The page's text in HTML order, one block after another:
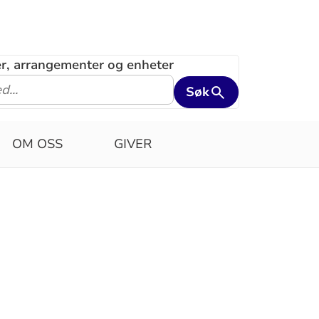
arrangementer og enheter
Søk
OM OSS GIVER